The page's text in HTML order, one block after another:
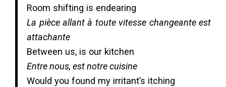
Room shifting is endearing
La pièce allant à toute vitesse changeante est
attachante
Between us, is our kitchen
Entre nous, est notre cuisine
Would you found my irritant’s itching